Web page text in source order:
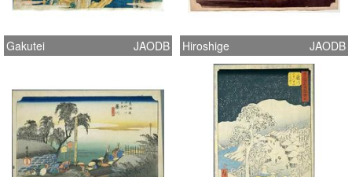
Gakutei JAODB Hiroshige JAODB